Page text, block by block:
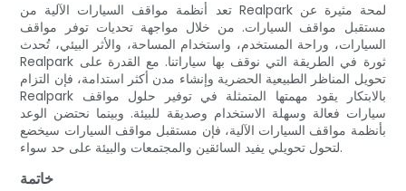
تعد أنظمة مواقف السيارات الآلية من Realpark لمحة مثيرة عن
مستقبل مواقف السيارات. من خلال مواجهة تحديات توفر مواقف
السيارات، وراحة المستخدم، واستخدام المساحة، والأثر البيئي، تُحدث
Realpark ثورة في الطريقة التي نوقف بها سياراتنا. مع القدرة على
تحويل المناظر الطبيعية الحضرية وإنشاء مدن أكثر استدامة، فإن التزام
Realpark بالابتكار يقود مهمتها المتمثلة في توفير حلول مواقف
سيارات فعالة وسهلة الاستخدام وصديقة للبيئة. وبينما نحتضن الوعد
بأنظمة مواقف السيارات الآلية، فإن مستقبل مواقف السيارات سيخضع
لتحول تحويلي يفيد السائقين والمجتمعات والبيئة على حد سواء.
خاتمة